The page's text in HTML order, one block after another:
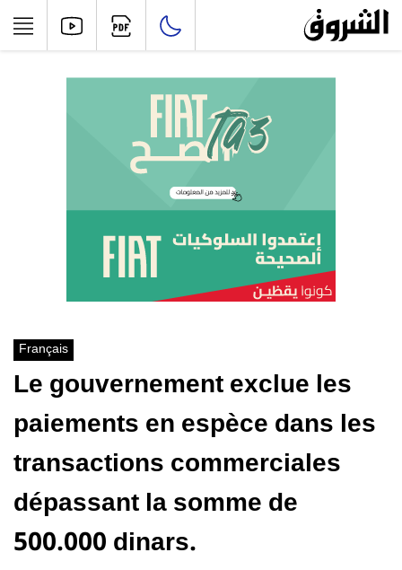
Français
Le gouvernement exclue les
paiements en espèce dans les
transactions commerciales
dépassant la somme de
500.000 dinars.